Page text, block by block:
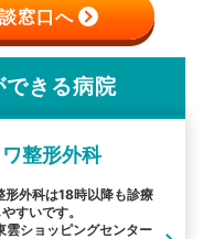
窓口へ
きる病院
整形外科
形外科は18時以降も診療
すいです。
ショッピングセンター